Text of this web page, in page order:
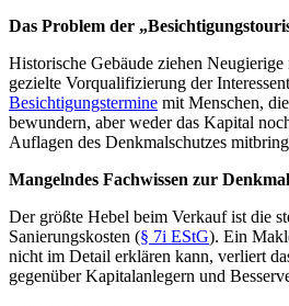
Das Problem der
Historische Gebäude ziehen Neugierige
gezielte Vorqualifizierung der
Besichtigungstermine mit Menschen,
bewundern, aber weder das Kapital
Auflagen des Denkmalschutzes
Mangelndes Fachwissen zur
Der größte Hebel beim Verkauf ist die
Sanierungskosten (§ 7i EStG). Ein
nicht im Detail erklären kann, verliert
gegenüber Kapitalanlegern und